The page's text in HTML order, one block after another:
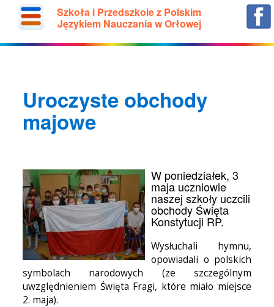
Szkoła i Przedszkole z Polskim
Językiem Nauczania w Orłowej
Uroczyste obchody
majowe
W poniedziałek, 3
maja uczniowie
naszej szkoły uczcili
obchody Święta
Konstytucji RP.
Wysłuchali hymnu,
opowiadali o polskich
symbolach narodowych (ze szczególnym
uwzględnieniem Święta Fragi, które miało miejsce
2. maja).